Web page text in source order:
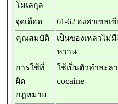
โมเลกุล
จุดเดือด 61-62 องศาเซลเ
คุณสมบัติ
เป็นของเหลวไม่
หวาน
การใช้ที่
ผิด
กฎหมาย
ใช้เป็นตัวทำละล
cocaine